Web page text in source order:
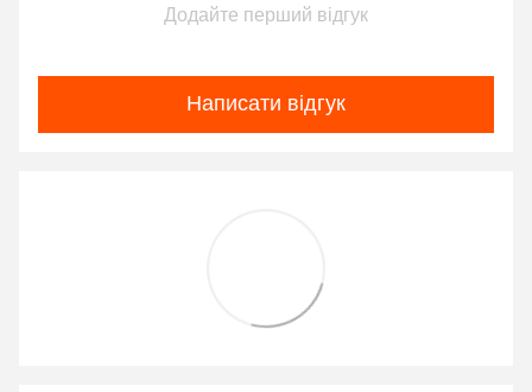
Додайте перший відгук
Написати відгук